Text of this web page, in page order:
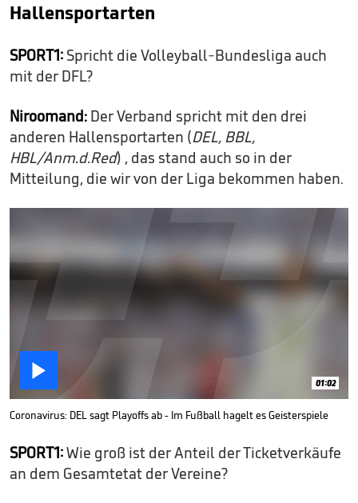
Hallensportarten
SPORT1: Spricht die Volleyball-Bundesliga auch
mit der DFL?
Niroomand: Der Verband spricht mit den drei
anderen Hallensportarten (DEL, BBL,
HBL/Anm.d.Red) , das stand auch so in der
Mitteilung, die wir von der Liga bekommen haben.
 01:02
Coronavirus: DEL sagt Playoffs ab - Im Fußball hagelt es Geisterspiele
SPORT1:Wie groß ist der Anteil der Ticketverkäufe
an dem Gesamtetat der Vereine?